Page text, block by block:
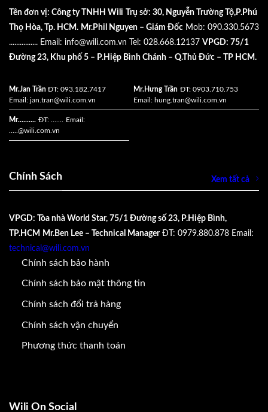
Tên đơn vị: Công ty TNHH Wili
Trụ sở: 30, Nguyễn Trường Tộ,P.Phú
Thọ Hòa, Tp. HCM. Mr.Phil Nguyen – Giám Đốc Mob: 090.330.5673
................ Email: info@wili.com.vn Tel: 028.668.12137 VPGD: 75/1
Đường 23, Khu phố 5 – P.Hiệp Bình Chánh – Q.Thủ Đức – TP HCM.
Mr.Jan Trần ĐT: 093.182.7417
Email: jan.tran@wili.com.vn
Mr.Hưng Trần ĐT: 0903.710.753
Email: hung.tran@wili.com.vn
Mr.......... ĐT: ....... Email:
.....@wili.com.vn
Chính Sách Xem tất cả
VPGD: Tòa nhà World Star, 75/1 Đường số 23, P.Hiệp Bình,
TP.HCM Mr.Ben Lee – Technical Manager ĐT: 0979.880.878 Email:
technical@wili.com.vn
Chính sách bảo hành
Chính sách bảo mật thông tin
Chính sách đổi trả hàng
Chính sách vận chuyển
Phương thức thanh toán
Wili On Social